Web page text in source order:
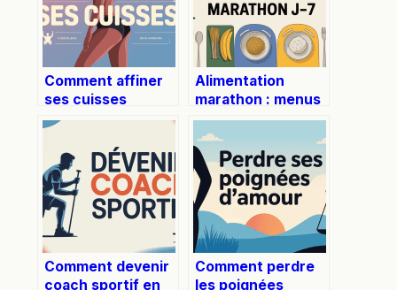
Comment affiner
ses cuisses
durablement et
Alimentation
marathon : menus
et conseils pour
réussir la dernière
semaine
Comment devenir
coach sportif en
Comment perdre
les poignées